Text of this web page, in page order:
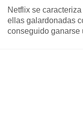
Netflix se
ellas galardonadas
conseguido ganarse